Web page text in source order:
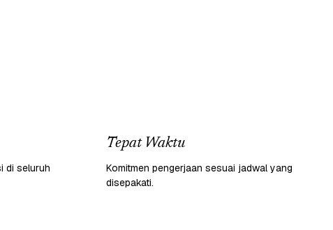
di seluruh
Tepat Waktu
Komitmen pengerjaan sesuai jadwal yang
disepakati.